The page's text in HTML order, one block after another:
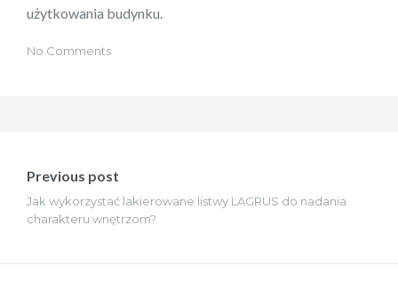
użytkowania budynku.
No Comments
wpisu
Previous post
Jak wykorzystać lakierowane listwy LAGRUS do nadania
charakteru wnętrzom?